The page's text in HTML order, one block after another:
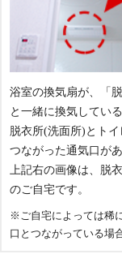
浴室の換気扇が、「
と一緒に換気してい
脱衣所(洗面所)とト
つながった通気口があ
上記右の画像は、脱
のご自宅です。
※ご自宅によっては稀
口とつながっている場